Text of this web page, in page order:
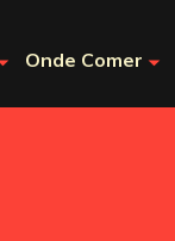
Onde Comer